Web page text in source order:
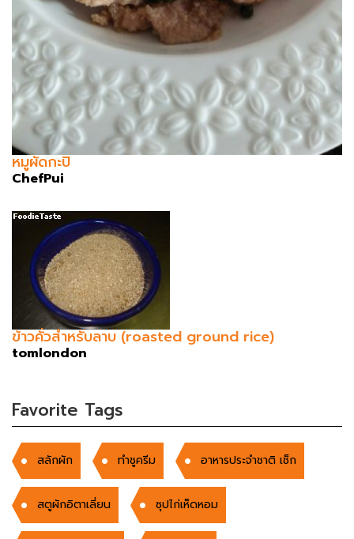
หมูผัดกะปิ
ChefPui
ข้าวคั่วสำหรับลาบ (roasted ground rice)
tomlondon
Favorite Tags
สลักผัก ทำชูครีม อาหารประจำชาติ เช็ก
สตูผักอิตาเลี่ยน ซุปไก่เห็ดหอม